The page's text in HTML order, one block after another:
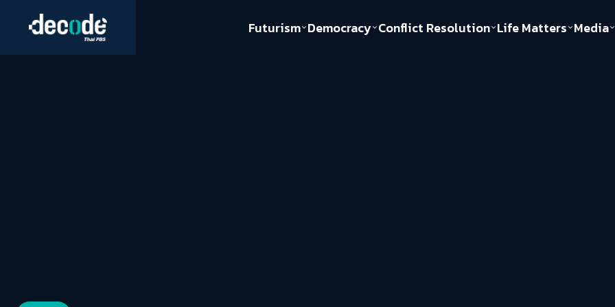
Futurism Democracy Conflict Resolution Life Matters Media